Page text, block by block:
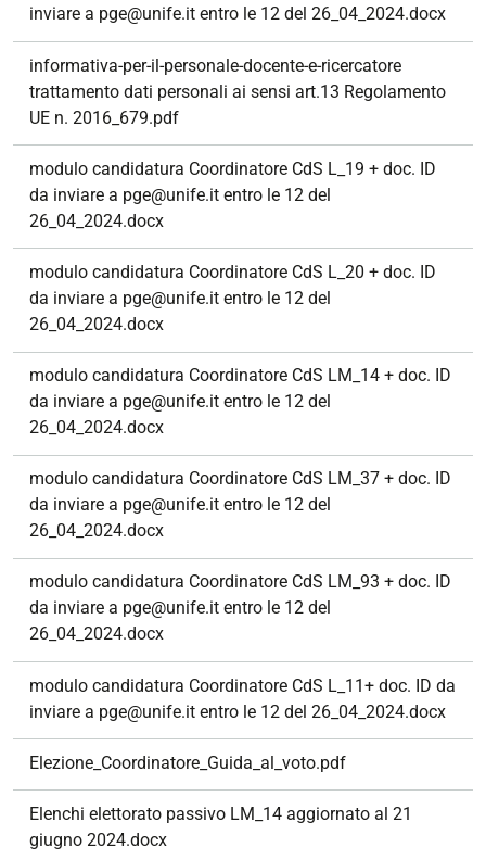
inviare a pge@unife.it entro le 12 del 26_04_2024.docx
informativa-per-il-personale-docente-e-ricercatore
trattamento dati personali ai sensi art.13 Regolamento
UE n. 2016_679.pdf
modulo candidatura Coordinatore CdS L_19 + doc. ID
da inviare a pge@unife.it entro le 12 del
26_04_2024.docx
modulo candidatura Coordinatore CdS L_20 + doc. ID
da inviare a pge@unife.it entro le 12 del
26_04_2024.docx
modulo candidatura Coordinatore CdS LM_14 + doc. ID
da inviare a pge@unife.it entro le 12 del
26_04_2024.docx
modulo candidatura Coordinatore CdS LM_37 + doc. ID
da inviare a pge@unife.it entro le 12 del
26_04_2024.docx
modulo candidatura Coordinatore CdS LM_93 + doc. ID
da inviare a pge@unife.it entro le 12 del
26_04_2024.docx
modulo candidatura Coordinatore CdS L_11+ doc. ID da
inviare a pge@unife.it entro le 12 del 26_04_2024.docx
Elezione_Coordinatore_Guida_al_voto.pdf
Elenchi elettorato passivo LM_14 aggiornato al 21
giugno 2024.docx